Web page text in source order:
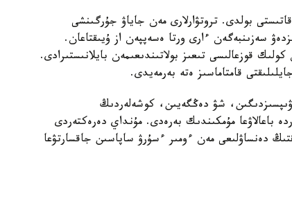
بولدى. تروتۋارلارى مەن جاياۋ جۇرگىنشى
سەزىنبەگەن ءارى ورتا ەسەپپەن از ۇيىقتاعان.
قوزعالىسى تىعىز بولاتىندىعىمەن بايلانىستىرادى.
قامتاماسىز ەتە بەرمەيدى.
شۋ دەڭگەيىن، كوشەلەردىڭ
باعالاۋعا مۇمكىندىك بەرەدى. مۇنداي دەرەكتەردى
دەنساۋلىعى مەن ءومىر ءسۇرۋ ساپاسىن جاقسارتۋعا